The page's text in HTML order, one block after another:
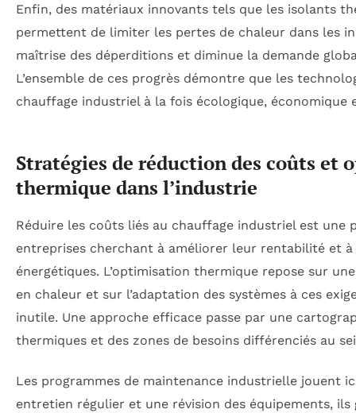
Enfin, des matériaux innovants tels que les isolants
permettent de limiter les pertes de chaleur dans les
maîtrise des déperditions et diminue la demande
L’ensemble de ces progrès démontre que les
chauffage industriel à la fois écologique, économique
Stratégies de réduction des coûts et
thermique dans l’industrie
Réduire les coûts liés au chauffage industriel est une
entreprises cherchant à améliorer leur rentabilité et
énergétiques. L’optimisation thermique repose sur
en chaleur et sur l’adaptation des systèmes à ces
inutile. Une approche efficace passe par une
thermiques et des zones de besoins différenciés au
Les programmes de maintenance industrielle jouent
entretien régulier et une révision des équipements,